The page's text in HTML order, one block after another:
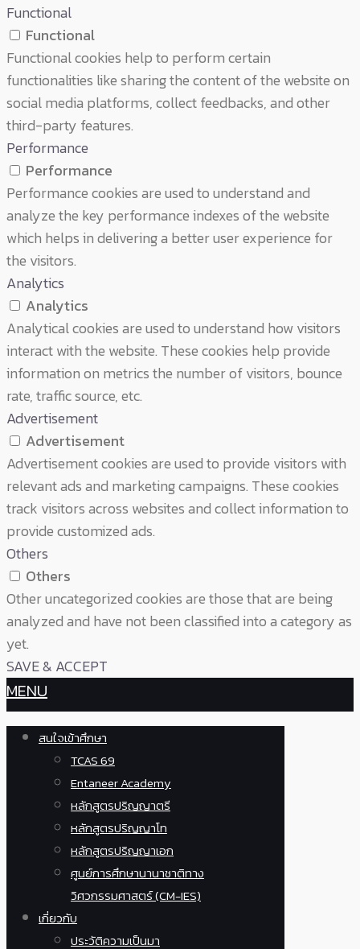
Functional
Functional
Functional cookies help to perform certain
functionalities like sharing the content of the website on
social media platforms, collect feedbacks, and other
third-party features.
Performance
Performance
Performance cookies are used to understand and
analyze the key performance indexes of the website
which helps in delivering a better user experience for
the visitors.
Analytics
Analytics
Analytical cookies are used to understand how visitors
interact with the website. These cookies help provide
information on metrics the number of visitors, bounce
rate, traffic source, etc.
Advertisement
Advertisement
Advertisement cookies are used to provide visitors with
relevant ads and marketing campaigns. These cookies
track visitors across websites and collect information to
provide customized ads.
Others
Others
Other uncategorized cookies are those that are being
analyzed and have not been classified into a category as
yet.
SAVE & ACCEPT
MENU
สนใจเข้าศึกษา
TCAS 69
Entaneer Academy
หลักสูตรปริญญาตรี
หลักสูตรปริญญาโท
หลักสูตรปริญญาเอก
ศูนย์การศึกษานานาชาติทาง
วิศวกรรมศาสตร์ (CM-IES)
เกี่ยวกับ
ประวัติความเป็นมา